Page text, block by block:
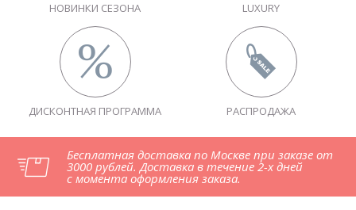
НОВИНКИ СЕЗОНА LUXURY
ДИСКОНТНАЯ ПРОГРАММА РАСПРОДАЖА
Бесплатная доставка по Москве при заказе от
3000 рублей. Доставка в течение 2-х дней
с момента оформления заказа.